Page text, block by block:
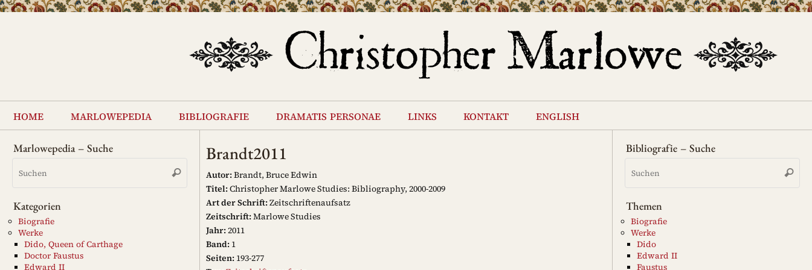
Zum
Inhalt
springen
home marlowepedia bibliografie dramatis personae links kontakt english
Brandt2011
Autor:Brandt, Bruce Edwin
Titel:Christopher Marlowe Studies: Bibliography, 2000-2009
Art der Schrift:Zeitschriftenaufsatz
Zeitschrift:Marlowe Studies
Jahr:2011
Band: 1
Seiten: 193-277
Marlowepedia – Suche
Suchen
nach:
Suchen
Kategorien
Biografie
Werke
Dido, Queen of Carthage
Doctor Faustus
Edward II
Bibliografie – Suche
Themen
Biografie
Werke
Dido
Edward II
Faustus